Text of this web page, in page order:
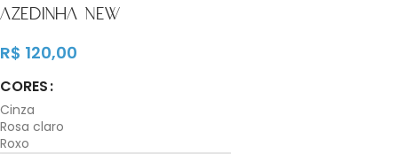
AZEDINHA NEW
R$ 120,00
CORES
Cinza
Rosa claro
Roxo